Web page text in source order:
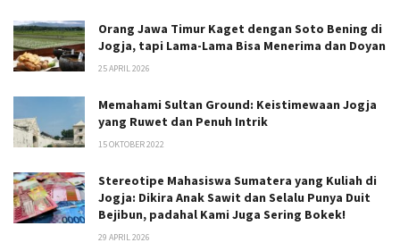
Orang Jawa Timur Kaget dengan Soto Bening di
Jogja, tapi Lama-Lama Bisa Menerima dan Doyan
25 APRIL 2026
Memahami Sultan Ground: Keistimewaan Jogja
yang Ruwet dan Penuh Intrik
15 OKTOBER 2022
Stereotipe Mahasiswa Sumatera yang Kuliah di
Jogja: Dikira Anak Sawit dan Selalu Punya Duit
Bejibun, padahal Kami Juga Sering Bokek!
29 APRIL 2026